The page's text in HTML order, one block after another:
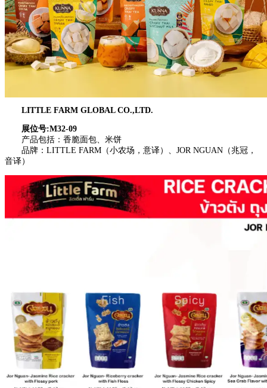
LITTLE FARM GLOBAL CO.,LTD.
展位号:M32-09
产品包括：香脆面包、米饼
品牌：LITTLE FARM（小农场，意译）、JOR NGUAN（兆冠，
音译）